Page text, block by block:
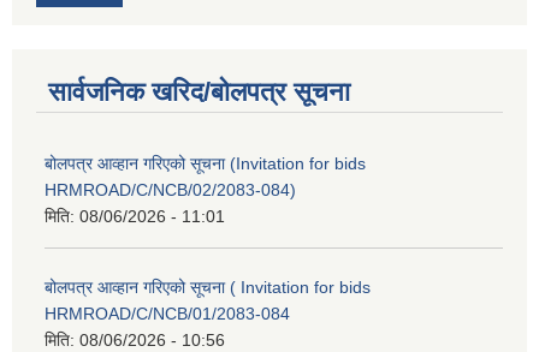
सार्वजनिक खरिद/बोलपत्र सूचना
बोलपत्र आव्हान गरिएको सूचना (Invitation for bids
HRMROAD/C/NCB/02/2083-084)
मिति: 08/06/2026 - 11:01
बोलपत्र आव्हान गरिएको सूचना ( Invitation for bids
HRMROAD/C/NCB/01/2083-084
मिति: 08/06/2026 - 10:56